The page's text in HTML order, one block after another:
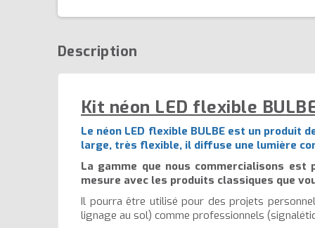
Description
Kit néon LED flexible
Le néon LED flexible BULBE est un produit
large, très flexible, il diffuse une lumière
La gamme que nous commercialisons
mesure avec les produits classiques que
Il pourra être utilisé pour des projets
lignage au sol) comme professionnels